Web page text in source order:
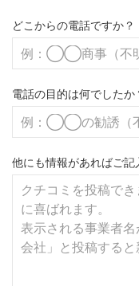
どこからの電話ですか？
電話の目的は何でしたか
他にも情報があればご記